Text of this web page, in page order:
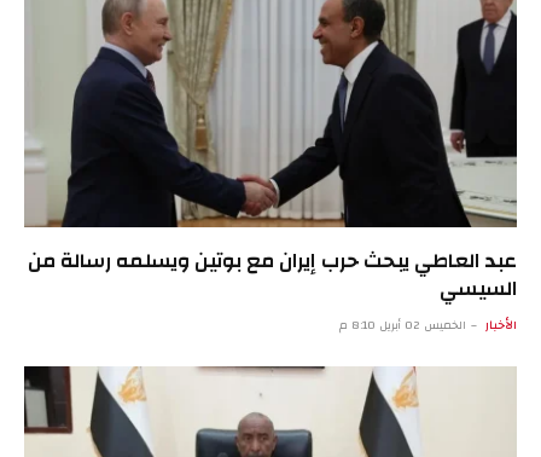
عبد العاطي يبحث حرب إيران مع بوتين ويسلمه رسالة من
السيسي
الأخبار الخميس 02 أبريل 8:10 م